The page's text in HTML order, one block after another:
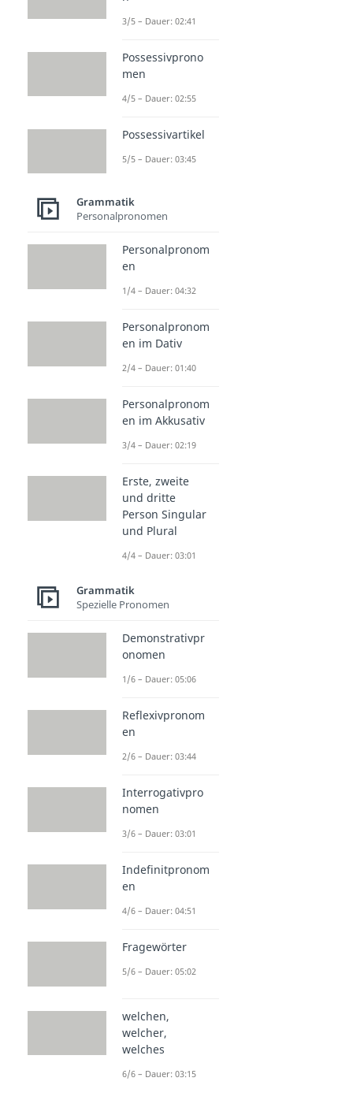
3/5 – Dauer: 02:41
Possessivprono
men
4/5 – Dauer: 02:55
Possessivartikel
5/5 – Dauer: 03:45
Grammatik
Personalpronomen
Personalpronom
en
1/4 – Dauer: 04:32
Personalpronom
en im Dativ
2/4 – Dauer: 01:40
Personalpronom
en im Akkusativ
3/4 – Dauer: 02:19
Erste, zweite
und dritte
Person Singular
und Plural
4/4 – Dauer: 03:01
Grammatik
Spezielle Pronomen
Demonstrativpr
onomen
1/6 – Dauer: 05:06
Reflexivpronom
en
2/6 – Dauer: 03:44
Interrogativpro
nomen
3/6 – Dauer: 03:01
Indefinitpronom
en
4/6 – Dauer: 04:51
Fragewörter
5/6 – Dauer: 05:02
welchen,
welcher,
welches
6/6 – Dauer: 03:15